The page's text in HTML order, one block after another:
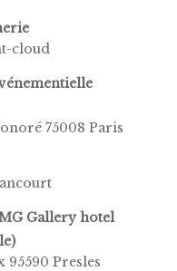
cloud
75008 Paris
Gallery hotel
95590 Presles